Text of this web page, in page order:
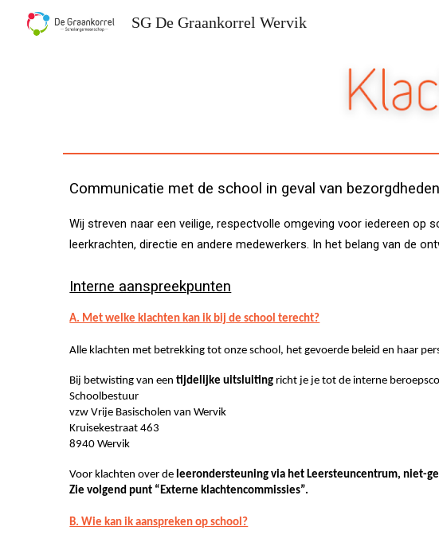
SG De Graankorrel Wervik
Communicatie met de school in geval van
Wij streven naar een veilige, respectvolle omgeving voor iedereen op
leerkrachten, directie en andere medewerkers. In het belang van de
Interne aanspreekpunten
A. Met welke klachten kan ik bij de school terecht?
Alle klachten met betrekking tot onze school, het gevoerde beleid en haar
Bij betwisting van eentijdelijke uitsluiting richt je je tot de interne
Schoolbestuur
vzw Vrije Basischolen van Wervik
Kruisekestraat 463
8940 Wervik
Voor klachten over de leerondersteuning via het Leersteuncentrum, niet-
Zie volgend punt “Externe klachtencommissies”.
B. Wie kan ik aanspreken op school?